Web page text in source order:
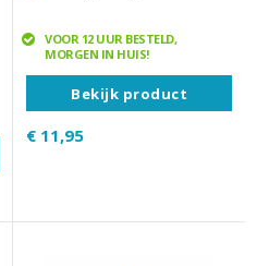
VOOR 12 UUR BESTELD,
MORGEN IN HUIS!
Bekijk product
€ 11,95